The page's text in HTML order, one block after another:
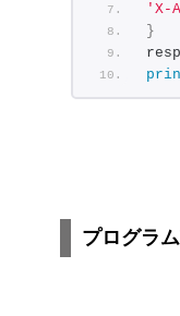
'X-
}
プログラ